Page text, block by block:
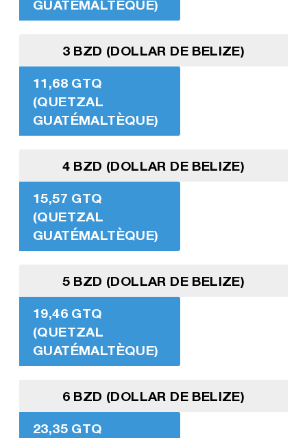
GUATÉMALTÈQUE)
3 BZD (DOLLAR DE BELIZE)
11,68 GTQ
(QUETZAL
GUATÉMALTÈQUE)
4 BZD (DOLLAR DE BELIZE)
15,57 GTQ
(QUETZAL
GUATÉMALTÈQUE)
5 BZD (DOLLAR DE BELIZE)
19,46 GTQ
(QUETZAL
GUATÉMALTÈQUE)
6 BZD (DOLLAR DE BELIZE)
23,35 GTQ